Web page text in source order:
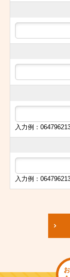
入力例：
入力例：